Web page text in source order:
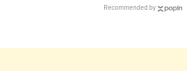
Recommended by